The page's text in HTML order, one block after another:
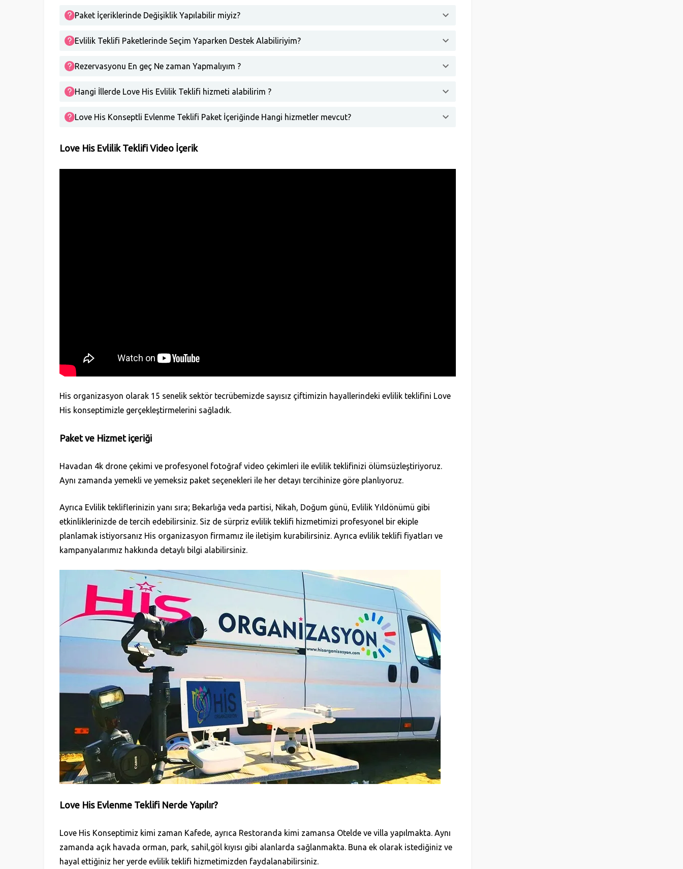
Paket İçeriklerinde Değişiklik Yapılabilir miyiz?
Evlilik Teklifi Paketlerinde Seçim Yaparken Destek Alabiliriyim?
Rezervasyonu En geç Ne zaman Yapmalıyım ?
Hangi İllerde Love His Evlilik Teklifi hizmeti alabilirim ?
Love His Konseptli Evlenme Teklifi Paket İçeriğinde Hangi hizmetler mevcut?
Love His Evlilik Teklifi Video İçerik
His organizasyon olarak 15 senelik sektör tecrübemizde sayısız çiftimizin hayallerindeki evlilik teklifini Love
His konseptimizle gerçekleştirmelerini sağladık.
Paket ve Hizmet içeriği
Havadan 4k drone çekimi ve profesyonel fotoğraf video çekimleri ile evlilik teklifinizi ölümsüzleştiriyoruz.
Aynı zamanda yemekli ve yemeksiz paket seçenekleri ile her detayı tercihinize göre planlıyoruz.
Ayrıca Evlilik tekliflerinizin yanı sıra; Bekarlığa veda partisi, Nikah, Doğum günü, Evlilik Yıldönümü gibi
etkinliklerinizde de tercih edebilirsiniz. Siz de sürpriz evlilik teklifi hizmetimizi profesyonel bir ekiple
planlamak istiyorsanız His organizasyon firmamız ile iletişim kurabilirsiniz. Ayrıca evlilik teklifi fiyatları ve
kampanyalarımız hakkında detaylı bilgi alabilirsiniz.
Love HisEvlenme Teklifi Nerde Yapılır?
Love His Konseptimiz kimi zaman Kafede, ayrıca Restoranda kimi zamansa Otelde ve villa yapılmakta. Aynı
zamanda açık havada orman, park, sahil,göl kıyısı gibi alanlarda sağlanmakta. Buna ek olarak istediğiniz ve
hayal ettiğiniz her yerde evlilik teklifi hizmetimizden faydalanabilirsiniz.